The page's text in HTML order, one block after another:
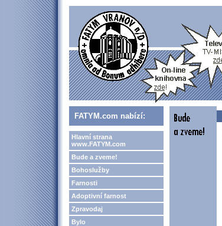
FATYM.com nabízí:
Hlavní strana
www.FATYM.com
Bude a zveme!
Bohoslužby
Farnosti
Adoptivní farnost
Zpravodaj
Bylo